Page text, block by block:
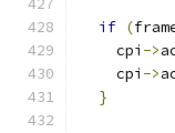
if (
    cpi
->
    cpi
->
}